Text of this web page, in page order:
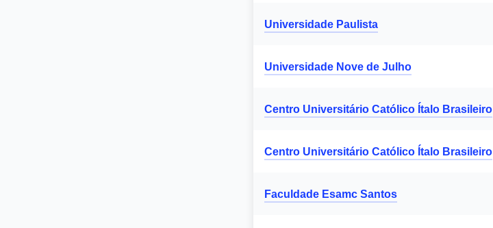
Universidade Paulista
Universidade Nove de Julho
Centro Universitário Católico Ítalo Brasileiro
Centro Universitário Católico Ítalo Brasileiro
Faculdade Esamc Santos